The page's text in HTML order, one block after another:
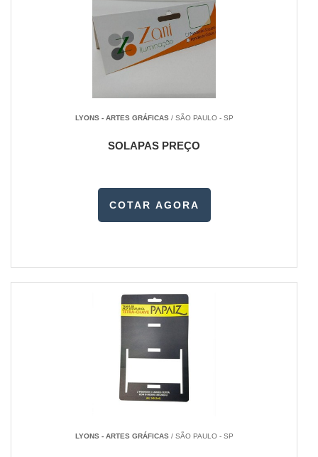
LYONS - ARTES GRÁFICAS/ SÃO PAULO - SP
SOLAPAS PREÇO
COTAR AGORA
LYONS - ARTES GRÁFICAS/ SÃO PAULO - SP